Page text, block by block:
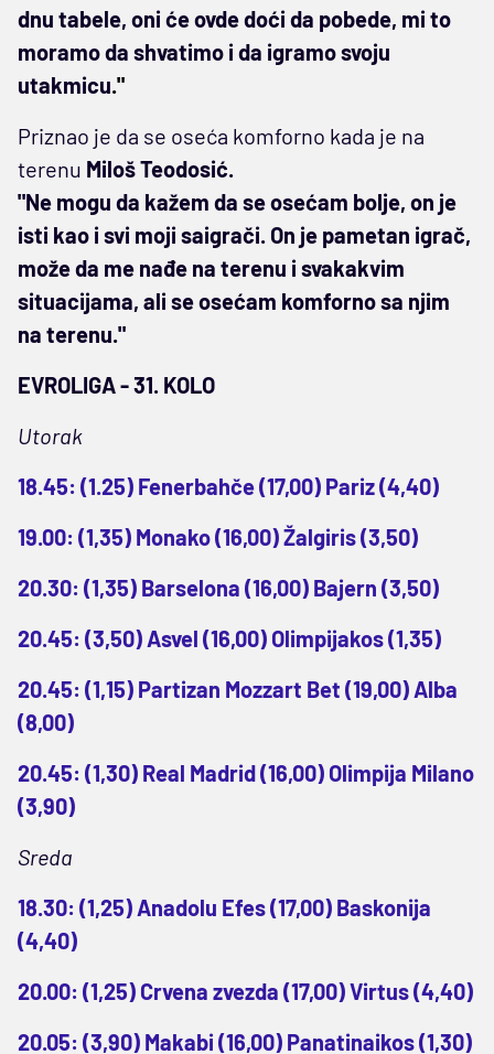
dnu tabele, oni će ovde doći da pobede, mi to
moramo da shvatimo i da igramo svoju
utakmicu."
Priznao je da se oseća komforno kada je na
terenu Miloš Teodosić.
"Ne mogu da kažem da se osećam bolje, on je
isti kao i svi moji saigrači. On je pametan igrač,
može da me nađe na terenu i svakakvim
situacijama, ali se osećam komforno sa njim
na terenu."
EVROLIGA - 31. KOLO
Utorak
18.45: (1.25) Fenerbahče (17,00) Pariz (4,40)
19.00: (1,35) Monako (16,00) Žalgiris (3,50)
20.30: (1,35) Barselona (16,00) Bajern (3,50)
20.45: (3,50) Asvel (16,00) Olimpijakos (1,35)
20.45: (1,15) Partizan Mozzart Bet (19,00) Alba
(8,00)
20.45: (1,30) Real Madrid (16,00) Olimpija Milano
(3,90)
Sreda
18.30: (1,25) Anadolu Efes (17,00) Baskonija
(4,40)
20.00: (1,25) Crvena zvezda (17,00) Virtus (4,40)
20.05: (3,90) Makabi (16,00) Panatinaikos (1,30)